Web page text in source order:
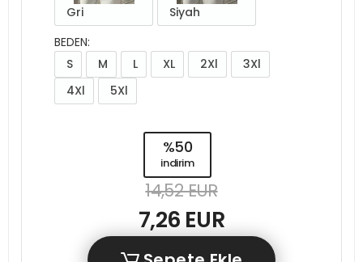
Gri
Siyah
BEDEN:
S
M L XL 2Xl
3Xl
4Xl
5Xl
%50
indirim
14,52 EUR
7,26 EUR